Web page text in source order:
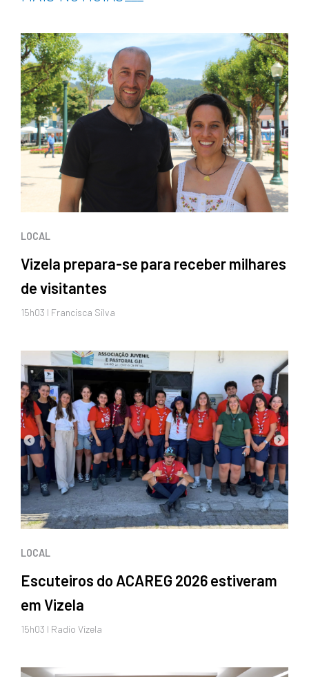
LOCAL
Vizela prepara-se para receber milhares
de visitantes
15h03 I Francisca Silva
LOCAL
Escuteiros do ACAREG 2026 estiveram
em Vizela
15h03 I Radio Vizela